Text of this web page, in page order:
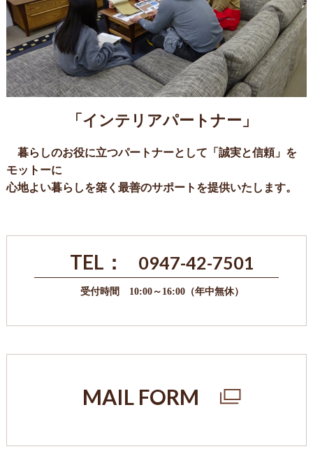
「インテリアパートナー」
暮らしのお役に立つパートナーとして「誠実と信頼」を
モットーに
心地よい暮らしを築く最善のサポートを提供いたします。
TEL： 0947-42-7501
受付時間 10:00～16:00（年中無休）
MAIL FORM